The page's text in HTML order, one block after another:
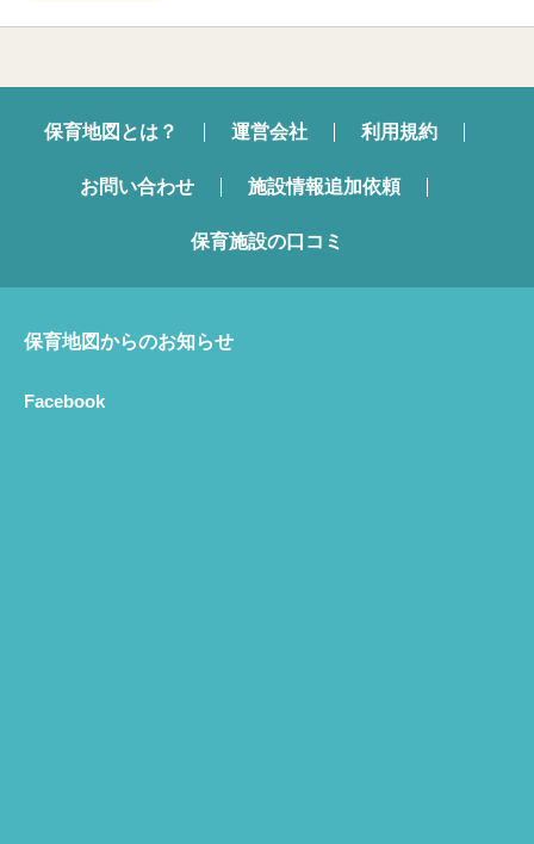
保育地図とは？ 運営会社 利用規約
お問い合わせ 施設情報追加依頼
保育施設の口コミ
保育地図からのお知らせ
Facebook